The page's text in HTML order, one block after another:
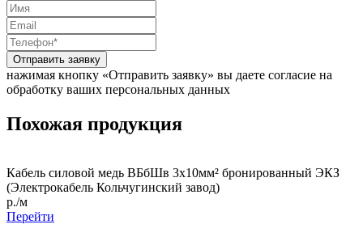
Отправить заявку
нажимая кнопку «Отправить заявку» вы даете согласие на
обработку ваших персональных данных
Похожая продукция
Кабель силовой медь ВБбШв 3x10мм² бронированный ЭКЗ
(Электрокабель Кольчугинский завод)
р./м
Перейти